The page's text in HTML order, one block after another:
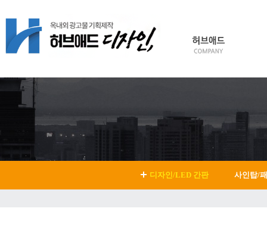
디자인/LED 간판 사인탑/